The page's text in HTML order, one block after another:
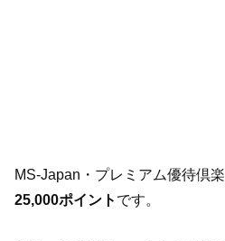
MS-Japan・プレミアム優待倶
25,000ポイント です。